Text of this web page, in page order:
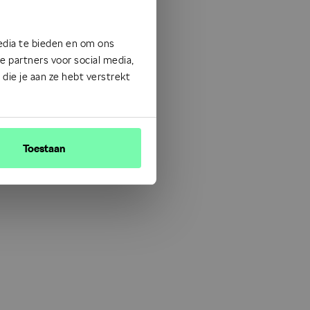
te bieden en om ons
partners voor social media,
je aan ze hebt verstrekt
Toestaan